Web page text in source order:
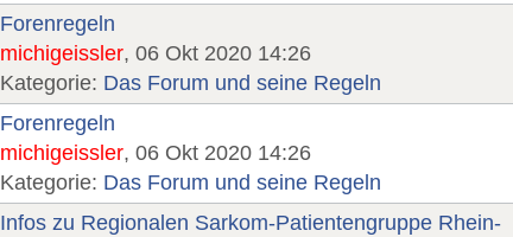
Forenregeln
michigeissler, 06 Okt 2020 14:26
Kategorie: Das Forum und seine Regeln
Forenregeln
michigeissler, 06 Okt 2020 14:26
Kategorie: Das Forum und seine Regeln
Infos zu Regionalen Sarkom-Patientengruppe Rhein-